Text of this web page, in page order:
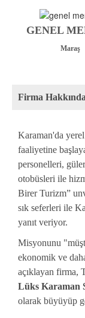
GENEL
Maraş
Firma Hakkında
Karaman'da
faaliyetine
personelleri,
otobüsleri ile
Birer Turizm”
sık seferleri ile
yanıt veriyor.
Misyonunu
ekonomik ve
açıklayan firma,
Lüks Karaman
olarak büyüyüp